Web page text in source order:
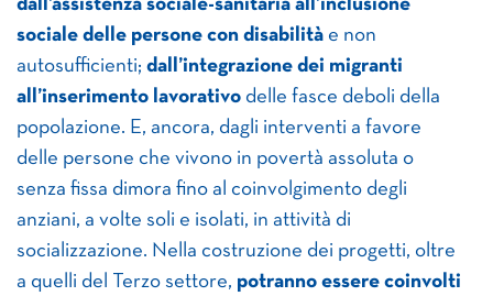
dall’assistenza sociale-sanitaria all’inclusione
sociale delle persone con disabilità e non
autosufficienti; dall’integrazione dei migranti
all’inserimento lavorativo delle fasce deboli della
popolazione. E, ancora, dagli interventi a favore
delle persone che vivono in povertà assoluta o
senza fissa dimora fino al coinvolgimento degli
anziani, a volte soli e isolati, in attività di
socializzazione. Nella costruzione dei progetti, oltre
a quelli del Terzo settore, potranno essere coinvolti